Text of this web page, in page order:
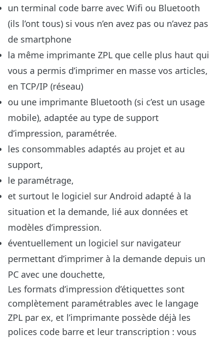
un terminal code barre avec Wifi ou Bluetooth
(ils l’ont tous) si vous n’en avez pas ou n’avez pas
de smartphone
la même imprimante ZPL que celle plus haut qui
vous a permis d’imprimer en masse vos articles,
en TCP/IP (réseau)
ou une imprimante Bluetooth (si c’est un usage
mobile), adaptée au type de support
d’impression, paramétrée.
les consommables adaptés au projet et au
support,
le paramétrage,
et surtout le logiciel sur Android adapté à la
situation et la demande, lié aux données et
modèles d’impression.
éventuellement un logiciel sur navigateur
permettant d’imprimer à la demande depuis un
PC avec une douchette,
Les formats d’impression d’étiquettes sont
complètement paramétrables avec le langage
ZPL par ex, et l’imprimante possède déjà les
polices code barre et leur transcription : vous